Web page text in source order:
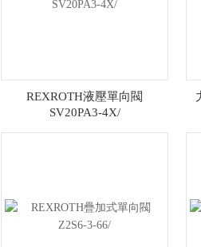
REXROTH液壓單向閥
SV20PA3-4X/